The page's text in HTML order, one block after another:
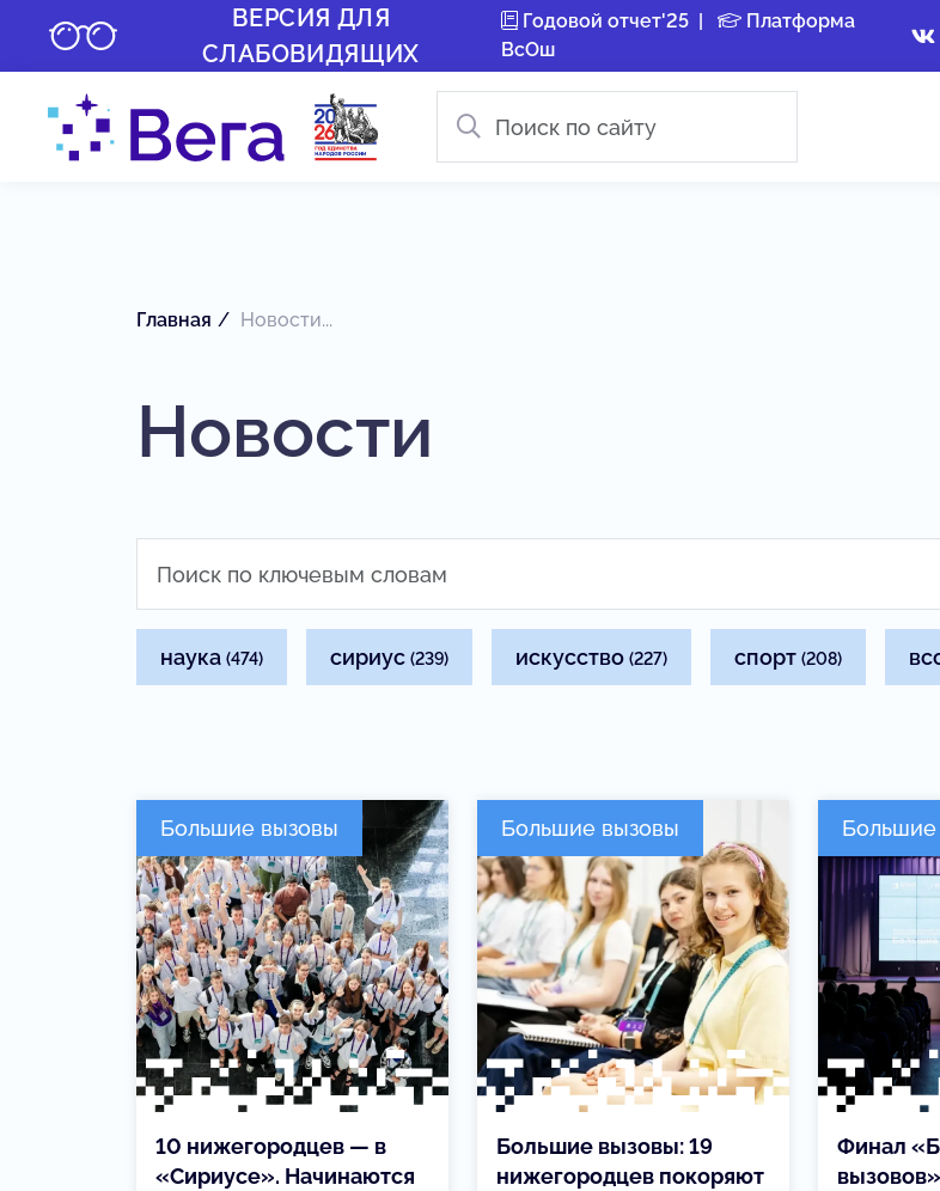
ВЕРСИЯ ДЛЯ
СЛАБОВИДЯЩИХ
Годовой отчет'25|
Платформа
ВсОш
Главная Новости...
Новости
наука (474) сириус (239) искусство (227) спорт (208)
Большие вызовы
10 нижегородцев — в
«Сириусе». Начинаются
Большие вызовы
Большие вызовы: 19
нижегородцев покоряют
Финал
вызовов»